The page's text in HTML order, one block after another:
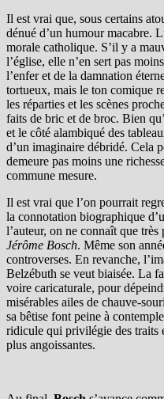
Il est vrai que, sous certains
dénué d’un humour macabre.
morale catholique. S’il y a
l’église, elle n’en sert pas
l’enfer et de la damnation
tortueux, mais le ton comique
les réparties et les scènes
faits de bric et de broc. Bien
et le côté alambiqué des
d’un imaginaire débridé. Cela
demeure pas moins une
commune mesure.
Il est vrai que l’on pourrait
la connotation biographique
l’auteur, on ne connaît que très
Jérôme Bosch. Même son
controverses. En revanche,
Belzébuth se veut biaisée. La
voire caricaturale, pour
misérables ailes de chauve-
sa bêtise font peine à
ridicule qui privilégie des traits
plus angoissantes.